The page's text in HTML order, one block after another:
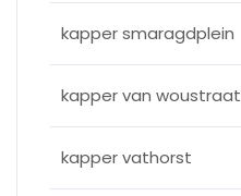
kapper smaragdplein
kapper van woustraat
kapper vathorst